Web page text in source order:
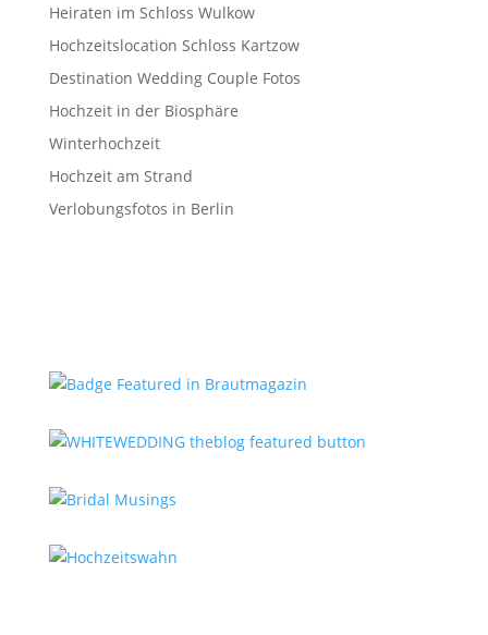
Heiraten im Schloss Wulkow
Hochzeitslocation Schloss Kartzow
Destination Wedding Couple Fotos
Hochzeit in der Biosphäre
Winterhochzeit
Hochzeit am Strand
Verlobungsfotos in Berlin